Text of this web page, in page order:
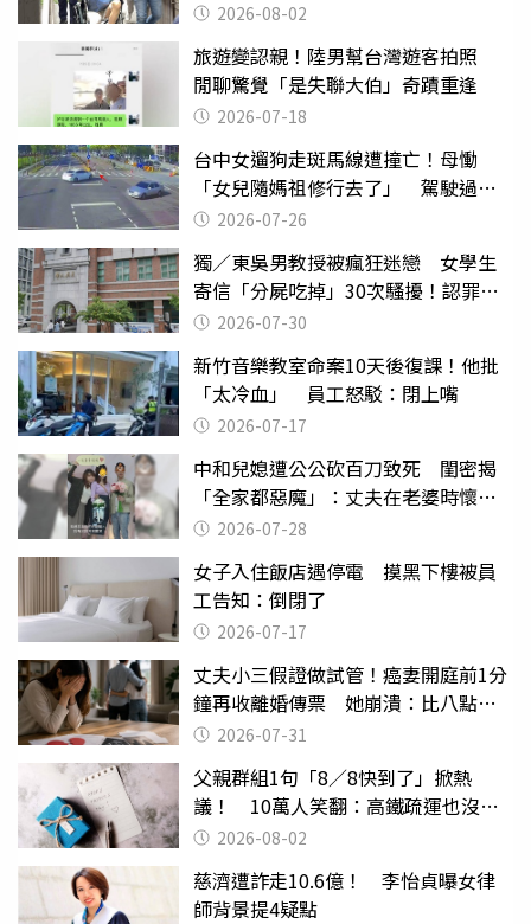
2026-08-02
旅遊變認親！陸男幫台灣遊客拍照
閒聊驚覺「是失聯大伯」奇蹟重逢
2026-07-18
台中女遛狗走斑馬線遭撞亡！母慟
「女兒隨媽祖修行去了」 駕駛過失
致死判9月
2026-07-26
獨／東吳男教授被瘋狂迷戀 女學生
寄信「分屍吃掉」30次騷擾！認罪免
關 2026-07-30
新竹音樂教室命案10天後復課！他批
「太冷血」 員工怒駁：閉上嘴
2026-07-17
中和兒媳遭公公砍百刀致死 閨密揭
「全家都惡魔」：丈夫在老婆時懷孕
摔東西
2026-07-28
女子入住飯店遇停電 摸黑下樓被員
工告知：倒閉了
2026-07-17
丈夫小三假證做試管！癌妻開庭前1分
鐘再收離婚傳票 她崩潰：比八點檔
還扯2026-07-31
父親群組1句「8／8快到了」掀熱
議！ 10萬人笑翻：高鐵疏運也沒列
父親節
2026-08-02
慈濟遭詐走10.6億！ 李怡貞曝女律
師背景提4疑點